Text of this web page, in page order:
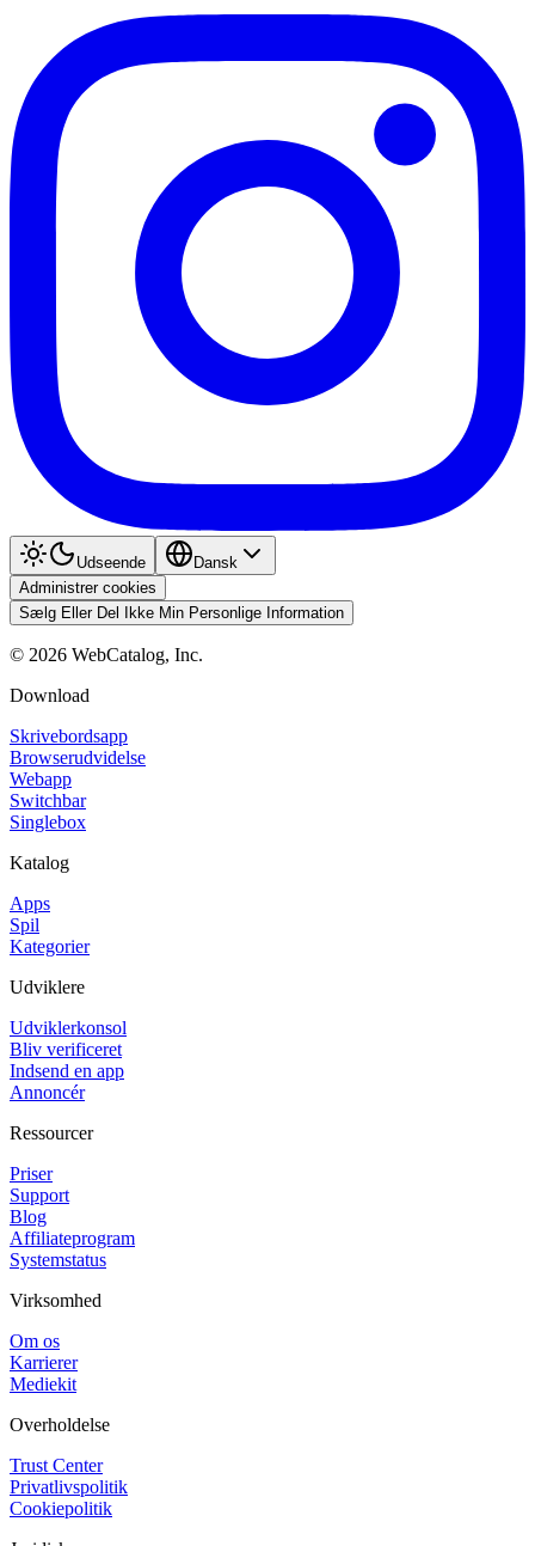
Udseende
Dansk
Administrer cookies
Sælg Eller Del Ikke Min Personlige Information
© 2026 WebCatalog, Inc.
Download
Skrivebordsapp
Browserudvidelse
Webapp
Switchbar
Singlebox
Katalog
Apps
Spil
Kategorier
Udviklere
Udviklerkonsol
Bliv verificeret
Indsend en app
Annoncér
Ressourcer
Priser
Support
Blog
Affiliateprogram
Systemstatus
Virksomhed
Om os
Karrierer
Mediekit
Overholdelse
Trust Center
Privatlivspolitik
Cookiepolitik